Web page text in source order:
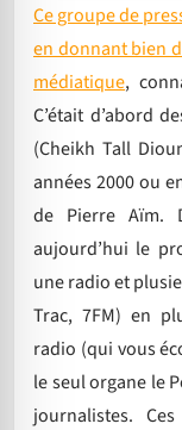
Ce groupe de
en donnant bien
médiatique,
C’était d’abord
(Cheikh Tall
années 2000 ou
de Pierre Aïm.
aujourd’hui le
une radio et
Trac, 7FM) en
radio (qui vous
le seul organe le
journalistes.